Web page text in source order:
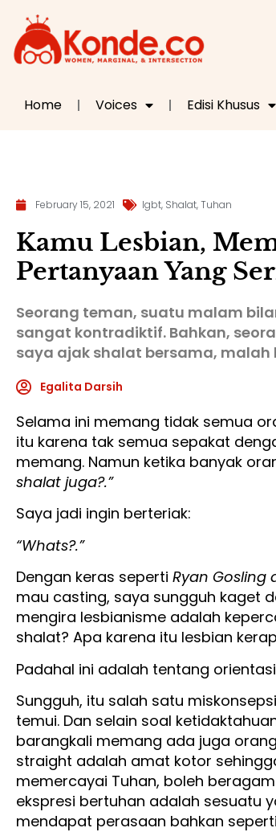
Home Voices Edisi Khusus
February 15, 2021 lgbt, Shalat,Tuhan
Kamu Lesbian,
Pertanyaan Yang
Seorang teman, suatu malam
sangat kontradiktif. Bahkan,
saya ajak shalat bersama,
Egalita Darsih
Selama ini memang tidak semua
itu karena tak semua sepakat
memang. Namun ketika banyak
shalat juga?.”
Saya jadi ingin berteriak:
“Whats?.”
Dengan keras seperti Ryan Gosling
mau casting, saya sungguh kaget
mengira lesbianisme adalah
shalat? Apa karena itu lesbian
Padahal ini adalah tentang
Sungguh, itu salah satu
temui. Dan selain soal
barangkali memang ada juga
straight adalah amat kotor
memercayai Tuhan, boleh
ekspresi bertuhan adalah sesuatu
mendapat perasaan bahkan